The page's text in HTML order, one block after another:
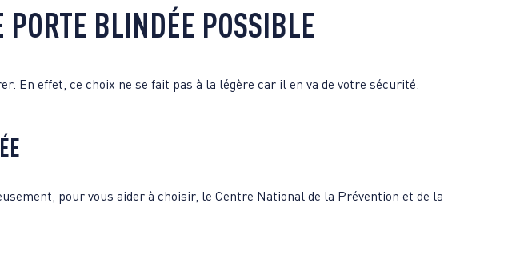
BLINDÉE POSSIBLE
En effet, ce choix ne se fait pas à la légère car il en va de votre sécurité.
pour vous aider à choisir, le Centre National de la Prévention et de la